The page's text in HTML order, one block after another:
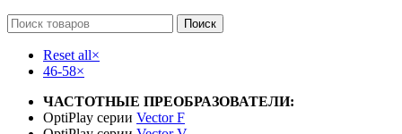
Поиск
Reset all×
46-58×
ЧАСТОТНЫЕ ПРЕОБРАЗОВАТЕЛИ:
OptiPlay серии Vector F